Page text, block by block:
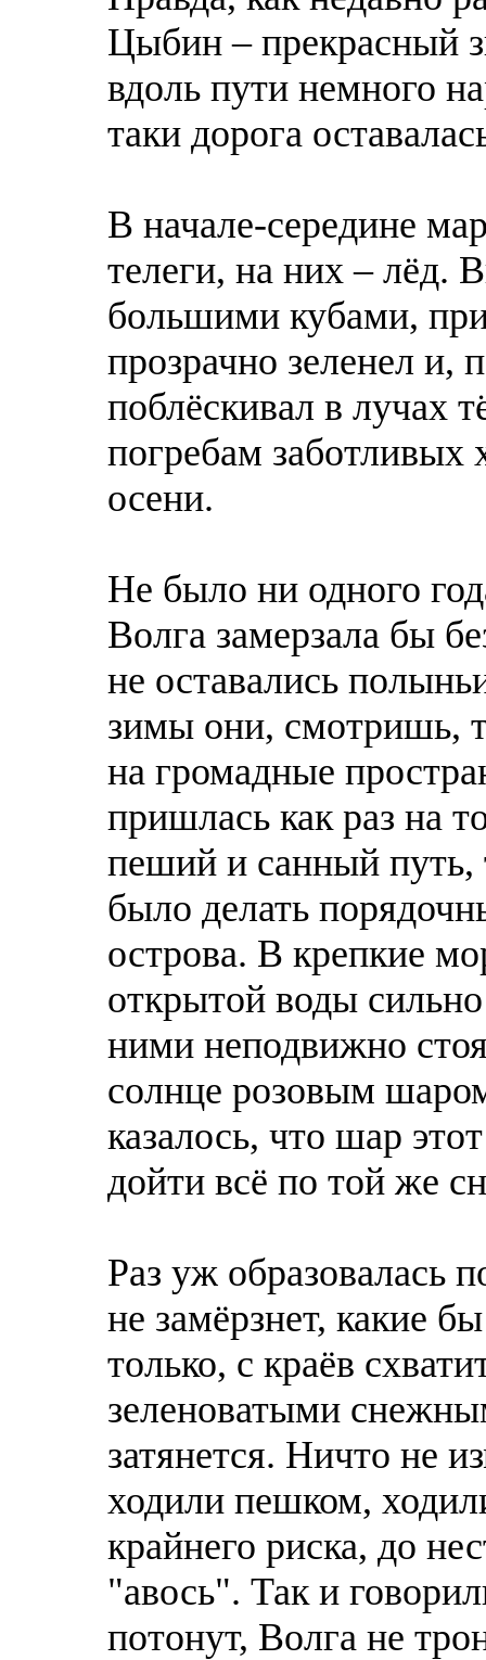
Цыбин – прекрасный
вдоль пути немного
таки дорога
В начале-середине
телеги, на них – лёд.
большими кубами,
прозрачно зеленел и,
поблёскивал в лучах
погребам заботливых
осени.
Не было ни одного
Волга замерзала бы
не оставались
зимы они, смотришь,
на громадные
пришлась как раз на
пеший и санный путь,
было делать
острова. В крепкие
открытой воды
ними неподвижно
солнце розовым
казалось, что шар
дойти всё по той же
Раз уж образовaлась
не замёрзнет, какие
только, с краёв
зеленоватыми
затянется. Ничто не
ходили пешком,
крайнего риска, до
"авось". Так и
потонут, Волга не